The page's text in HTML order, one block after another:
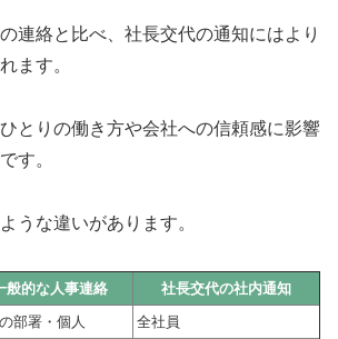
連絡と比べ、社長交代の通知にはより
ます。
とりの働き方や会社への信頼感に影響
す。
うな違いがあります。
般的な人事連絡
社長交代の社内通知
部署・個人
全社員